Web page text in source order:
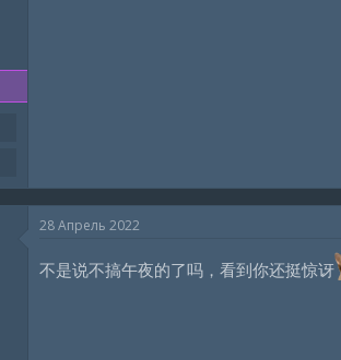
28 Апрель 2022
不是说不搞午夜的了吗，看到你还挺惊讶